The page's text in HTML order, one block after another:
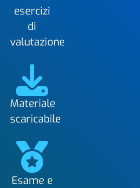
esercizi
di
valutazione
Materiale
scaricabile
Esame e